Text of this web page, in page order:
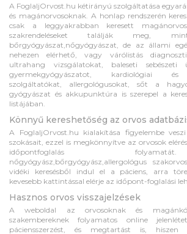
A FoglaljOrvost.hu kétirányú szolgáltatása
és magánorvosoknak. A honlap rendszerén
csak a leggyakrabban keresett
szakrendeléseket találják meg,
bőrgyógyászat,nőgyógyászat, de az állami
nehezen elérhető, vagy várólistás
ultrahang vizsgálatokat, baleseti sebészeti
gyermekgyógyászatot, kardiológiai és
szolgáltatókat, allergológusokat, sőt a
gyógyászat és akkupunktúra is szerepel a
listájában.
Könnyű kereshetőség az orvos
A FoglaljOrvost.hu kialakítása figyelembe veszi
szokásait, ezzel is megkönnyítve az orvosok
időpontfoglalás
nőgyógyász,bőrgyógyász,allergológus
vidéki keresésből indul el a páciens, arra
kevesebb kattintással elérje az időpont-foglalási
Hasznos orvos visszajelzések
A weboldal az orvosoknak és
szakembereknek folyamatos online
páciensszerzést, és megtartást is, hiszen